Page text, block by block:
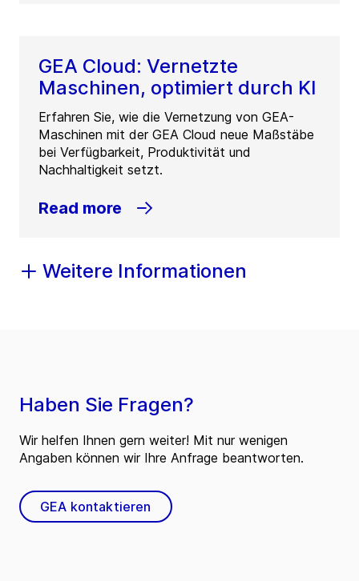
GEA Cloud: Vernetzte
Maschinen, optimiert durch KI
Erfahren Sie, wie die Vernetzung von GEA-
Maschinen mit der GEA Cloud neue Maßstäbe
bei Verfügbarkeit, Produktivität und
Nachhaltigkeit setzt.
Read more
Weitere Informationen
Haben Sie Fragen?
Wir helfen Ihnen gern weiter! Mit nur wenigen
Angaben können wir Ihre Anfrage beantworten.
GEA kontaktieren